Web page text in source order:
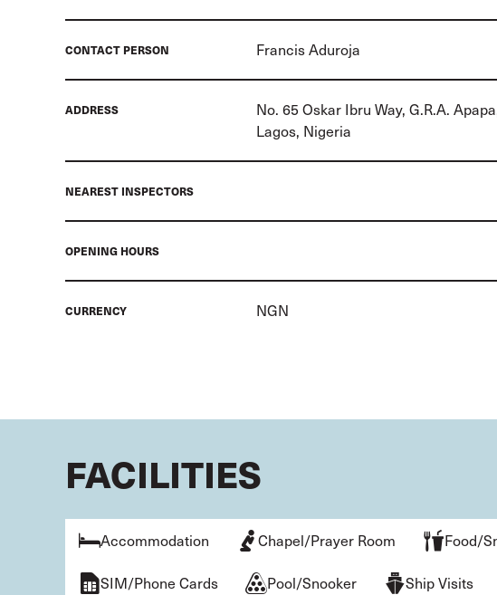
CONTACT PERSON Francis Aduroja
ADDRESS
No. 65 Oskar Ibru Way, G.R.A.
Lagos, Nigeria
NEAREST INSPECTORS
OPENING HOURS
CURRENCY NGN
FACILITIES
Accommodation Chapel/Prayer Room Food/
SIM/Phone Cards Pool/Snooker Ship Visits